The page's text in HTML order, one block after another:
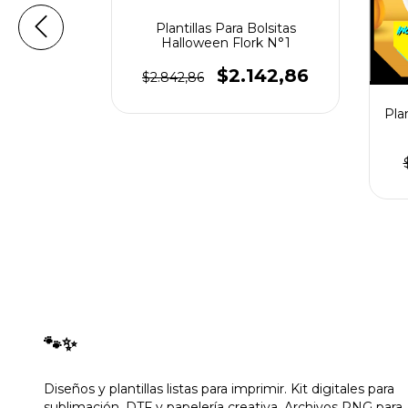
Plantillas Para Bolsitas
Halloween Flork N°1
$2.842,86 $2.142,86
🐾✨
Diseños y plantillas listas para imprimir. Kit digitales para